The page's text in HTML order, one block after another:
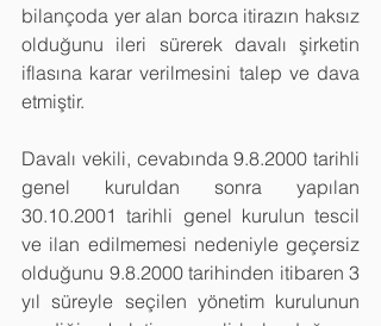
bilançoda yer alan borca itirazın haksız
olduğunu ileri sürerek davalı şirketin
iflasına karar verilmesini talep ve dava
etmiştir.
Davalı vekili, cevabında 9.8.2000 tarihli
genel kuruldan sonra yapılan
30.10.2001 tarihli genel kurulun tescil
ve ilan edilmemesi nedeniyle geçersiz
olduğunu 9.8.2000 tarihinden itibaren 3
yıl süreyle seçilen yönetim kurulunun